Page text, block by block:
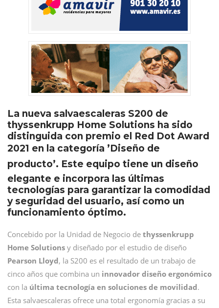
La nueva salvaescaleras S200 de
thyssenkrupp Home Solutions ha sido
distinguida con premio el Red Dot Award
2021 en la categoría ’Diseño de
producto’. Este equipo tiene un diseño
elegante e incorpora las últimas
tecnologías para garantizar la comodidad
y seguridad del usuario, así como un
funcionamiento óptimo.
Concebido por la Unidad de Negocio de thyssenkrupp
Home Solutions y diseñado por el estudio de diseño
Pearson Lloyd, la S200 es el resultado de un trabajo de
cinco años que combina un innovador diseño ergonómico
con la última tecnología en soluciones de movilidad.
Esta salvaescaleras ofrece una total ergonomía gracias a su